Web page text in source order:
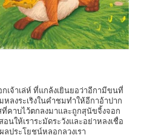
เจ้าเล่ห์ ที่แกล้งเยินยอว่าอีกามีขนที่
หลงระเริงในคำชมทำให้อีกาอ้าปาก
ที่คาบไว้ตกลงมาและถูกสุนัขจิ้งจอก
นให้เราระมัดระวังและอย่าหลงเชื่อ
ลประโยชน์หลอกลวงเรา